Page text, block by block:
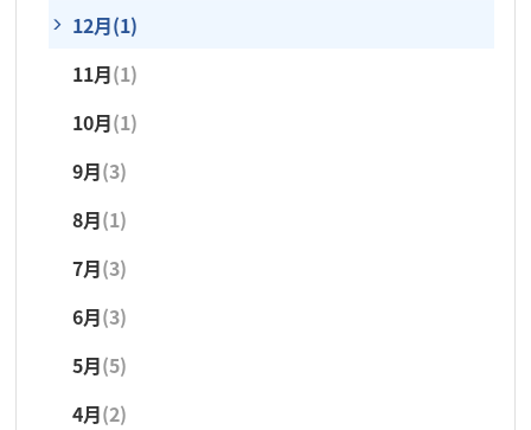
5月(4)
4月(2)
3月(1)
2月(1)
1月(1)
10月(2)
7月(2)
6月(3)
5月(3)
4月(2)
3月(4)
12月(1)
11月(1)
10月(1)
9月(3)
8月(1)
7月(3)
6月(3)
5月(5)
4月(2)